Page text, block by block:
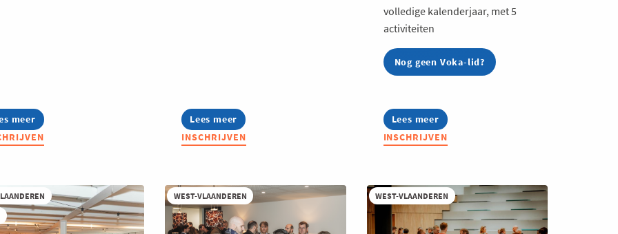
meer Lees meer
about
Infosessie:
Talentmissie
INSCHRIJVEN
volledige kalenderjaar, met 5
activiteiten
Nog geen Voka-lid?
Lees meer
about
Food
&
INSCHRIJVEN
WEST-VLAANDEREN WEST-VLAANDEREN